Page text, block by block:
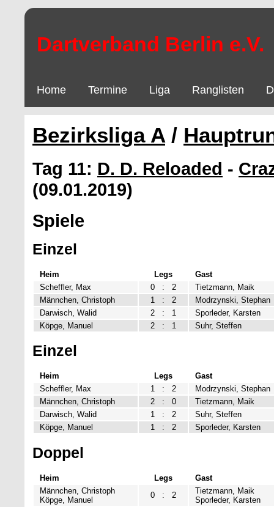
Dartverband Berlin e.V.
Home Termine Liga Ranglisten
Bezirksliga A /
Tag 11: D. D. Reloaded -
(09.01.2019)
Spiele
Einzel
Heim Legs
Gast
Scheffler, Max
0 : 2
Tietzmann, Maik
Männchen, Christoph
1 : 2
Modrzynski, Stephan
Darwisch, Walid
2 : 1
Sporleder, Karsten
Köpge, Manuel
2 : 1 Suhr, Steffen
Einzel
Heim Legs
Gast
Scheffler, Max
1 : 2
Modrzynski, Stephan
Männchen, Christoph
2 : 0
Tietzmann, Maik
Darwisch, Walid
1 : 2
Suhr, Steffen
Köpge, Manuel
1 : 2 Sporleder, Karsten
Doppel
Heim Legs
Gast
Männchen, Christoph
Köpge, Manuel
0 : 2
Tietzmann, Maik
Sporleder, Karsten